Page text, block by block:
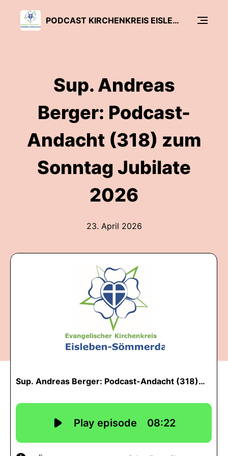
PODCAST KIRCHENKREIS EISLEBEN-SÖMMERDA
Sup. Andreas
Berger: Podcast-
Andacht (318) zum
Sonntag Jubilate
2026
23. April 2026